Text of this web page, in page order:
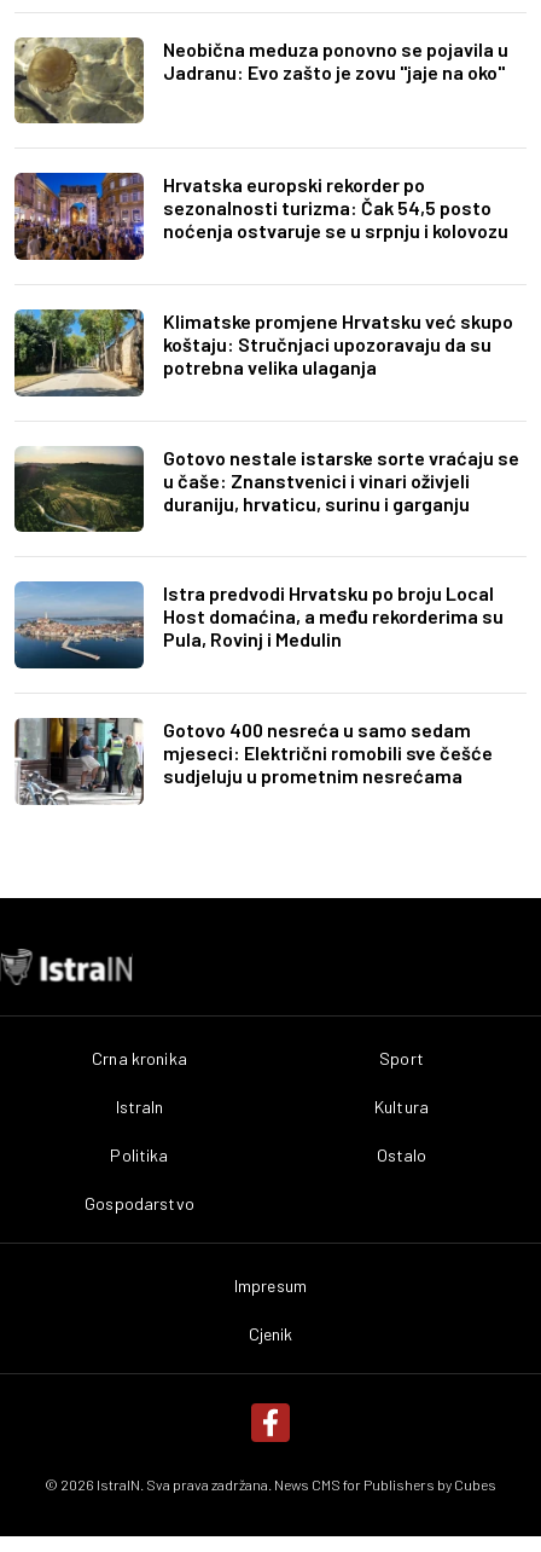
Neobična meduza ponovno se pojavila u
Jadranu: Evo zašto je zovu "jaje na oko"
Hrvatska europski rekorder po
sezonalnosti turizma: Čak 54,5 posto
noćenja ostvaruje se u srpnju i kolovozu
Klimatske promjene Hrvatsku već skupo
koštaju: Stručnjaci upozoravaju da su
potrebna velika ulaganja
Gotovo nestale istarske sorte vraćaju se
u čaše: Znanstvenici i vinari oživjeli
duraniju, hrvaticu, surinu i garganju
Istra predvodi Hrvatsku po broju Local
Host domaćina, a među rekorderima su
Pula, Rovinj i Medulin
Gotovo 400 nesreća u samo sedam
mjeseci: Električni romobili sve češće
sudjeluju u prometnim nesrećama
Crna kronika
IstraIn
Politika
Gospodarstvo
Sport
Kultura
Ostalo
Impresum
Cjenik
© 2026 IstraIN. Sva prava zadržana. News CMS for Publishers by Cubes